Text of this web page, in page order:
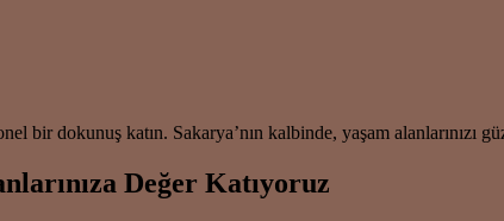
bir dokunuş katın. Sakarya’nın kalbinde, yaşam alanlarınızı
Değer Katıyoruz